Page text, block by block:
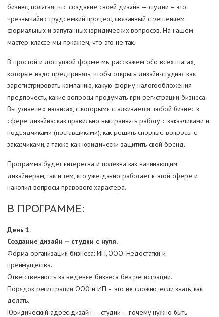
бизнес, полагая, что создание своей дизайн — студии – это
чрезвычайно трудоемкий процесс, связанный с решением
формальных и запутанных юридических вопросов. На нашем
мастер-классе мы покажем, что это не так.
В простой и доступной форме мы расскажем обо всех шагах,
которые надо предпринять, чтобы открыть дизайн-студию: как
зарегистрировать компанию, какую форму налогообложения
предпочесть, какие вопросы продумать при регистрации бизнеса.
Вы узнаете о нюансах, с которыми сталкивается любой бизнес в
сфере дизайна: как правильно выстраивать работу с заказчиками и
подрядчиками (поставщиками), как решить спорные вопросы с
заказчиками, а также как юридически защитить свой бренд.
Программа будет интересна и полезна как начинающим
дизайнерам, так и тем, кто уже давно работает в этой сфере и
накопил вопросы правового характера.
В ПРОГРАММЕ:
День 1.
Создание дизайн — студии с нуля.
Форма организации бизнеса: ИП, ООО. Недостатки и
преимущества.
Ответственность за ведение бизнеса без регистрации.
Порядок регистрации ООО и ИП – это не сложно, если знать, как
делать.
Юридический адрес дизайн — студии – почему нужно быть